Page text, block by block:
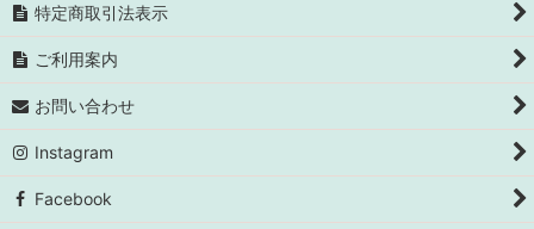
特定商取引法表示
ご利用案内
お問い合わせ
Instagram
Facebook